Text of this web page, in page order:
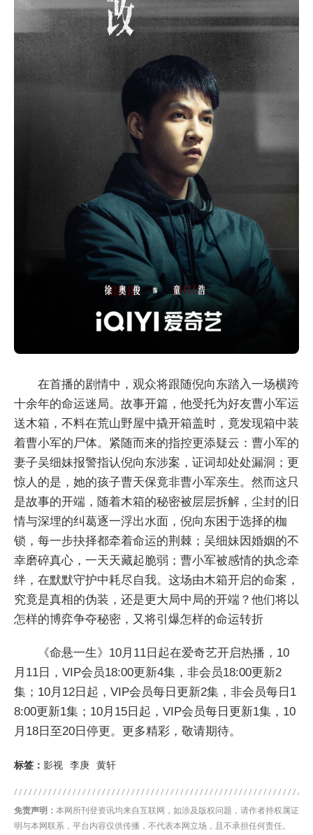
在首播的剧情中，观众将跟随倪向东踏入一场横跨
十余年的命运迷局。故事开篇，他受托为好友曹小军运
送木箱，不料在荒山野屋中撬开箱盖时，竟发现箱中装
着曹小军的尸体。紧随而来的指控更添疑云：曹小军的
妻子吴细妹报警指认倪向东涉案，证词却处处漏洞；更
惊人的是，她的孩子曹天保竟非曹小军亲生。然而这只
是故事的开端，随着木箱的秘密被层层拆解，尘封的旧
情与深埋的纠葛逐一浮出水面，倪向东困于选择的枷
锁，每一步抉择都牵着命运的荆棘；吴细妹因婚姻的不
幸磨碎真心，一天天藏起脆弱；曹小军被感情的执念牵
绊，在默默守护中耗尽自我。这场由木箱开启的命案，
究竟是真相的伪装，还是更大局中局的开端？他们将以
怎样的博弈争夺秘密，又将引爆怎样的命运转折
《命悬一生》10月11日起在爱奇艺开启热播，10
月11日，VIP会员18:00更新4集，非会员18:00更新2
集；10月12日起，VIP会员每日更新2集，非会员每日1
8:00更新1集；10月15日起，VIP会员每日更新1集，10
月18日至20日停更。更多精彩，敬请期待。
标签： 影视 李庚 黄轩
免责声明： 本网所刊登资讯均来自互联网，如涉及版权问题，请作者持权属证
明与本网联系，平台内容仅供传播，不代表本网立场，且不承担任何责任。